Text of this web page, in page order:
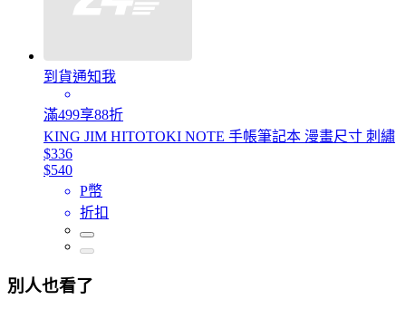
到貨通知我
滿499享88折
KING JIM HITOTOKI NOTE 手帳筆記本 漫畫尺寸 刺繡
$336
$540
P幣
折扣
別人也看了